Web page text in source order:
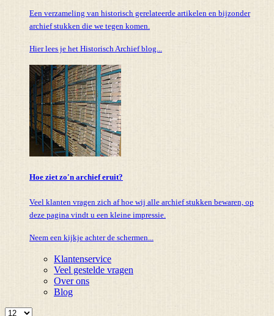
Een verzameling van historisch gerelateerde artikelen en bijzonder
archief stukken die we tegen komen.
Hier lees je het Historisch Archief blog...
Hoe ziet zo'n archief eruit?
Veel klanten vragen zich af hoe wij alle archief stukken bewaren, op
deze pagina vindt u een kleine impressie.
Neem een kijkje achter de schermen...
Klantenservice
Veel gestelde vragen
Over ons
Blog